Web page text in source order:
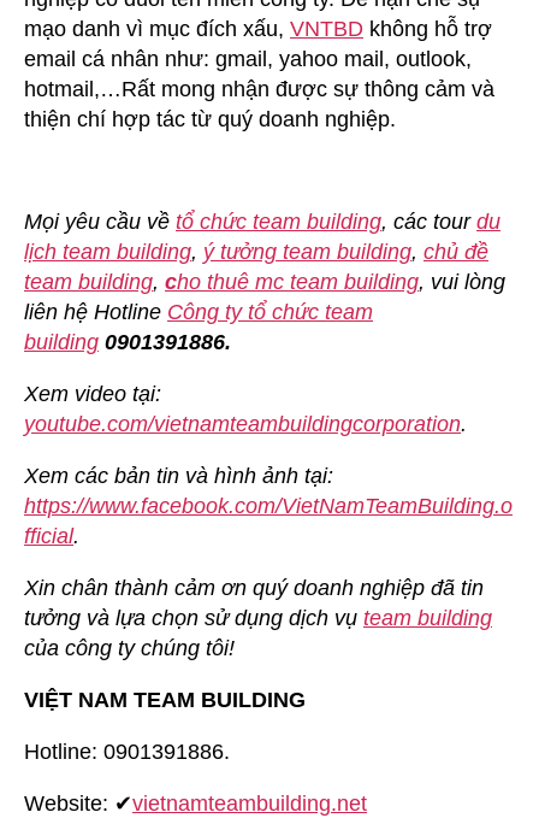
mạo danh vì mục đích xấu, VNTBD không hỗ trợ
email cá nhân như: gmail, yahoo mail, outlook,
hotmail,…Rất mong nhận được sự thông cảm và
thiện chí hợp tác từ quý doanh nghiệp.
Mọi yêu cầu về tổ chức team building, các tour du
lịch team building, ý tưởng team building, chủ đề
team building, cho thuê mc team building, vui lòng
liên hệ Hotline Công ty tổ chức team
building 0901391886.
Xem video tại:
youtube.com/vietnamteambuildingcorporation.
Xem các bản tin và hình ảnh tại:
https://www.facebook.com/VietNamTeamBuilding.o
fficial.
Xin chân thành cảm ơn quý doanh nghiệp đã tin
tưởng và lựa chọn sử dụng dịch vụ team building
của công ty chúng tôi!
VIỆT NAM TEAM BUILDING
Hotline: 0901391886.
Website: ✔vietnamteambuilding.net